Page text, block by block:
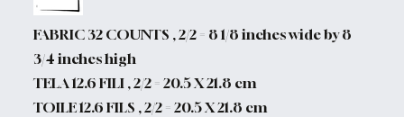
FABRIC 32 COUNTS , 2/2 = 8 1/8 inches wide by 8
3/4 inches high
TELA 12.6 FILI , 2/2 = 20.5 X 21.8 cm
TOILE 12.6 FILS , 2/2 = 20.5 X 21.8 cm